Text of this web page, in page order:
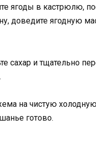
ягоды в кастрюлю,
доведите ягодную
сахар и тщательно
на чистую
готово.